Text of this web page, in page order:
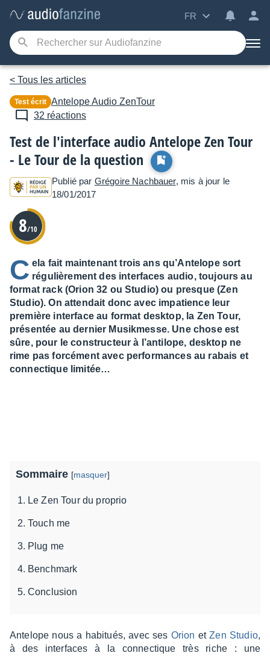
FR
< Tous les articles
Test écrit Antelope Audio ZenTour
32 réactions
Test de l'interface audio Antelope Zen Tour
- Le Tour de la question
Publié par Grégoire Nachbauer, mis à jour le
18/01/2017
8/10
C ela fait maintenant trois ans qu’Antelope sort
régulièrement des interfaces audio, toujours au
format rack (Orion 32 ou Studio) ou presque (Zen
Studio). On attendait donc avec impatience leur
première interface au format desktop, la Zen Tour,
présentée au dernier Musikmesse. Une chose est
sûre, pour le constructeur à l’antilope, desktop ne
rime pas forcément avec performances au rabais et
connectique limitée…
Sommaire [masquer]
Le Zen Tour du proprio
Touch me
Plug me
Benchmark
Conclusion
Ante­lope nous a habi­tués, avec ses Orion etZen Studio,
à des inter­faces à la connec­tique très riche : une